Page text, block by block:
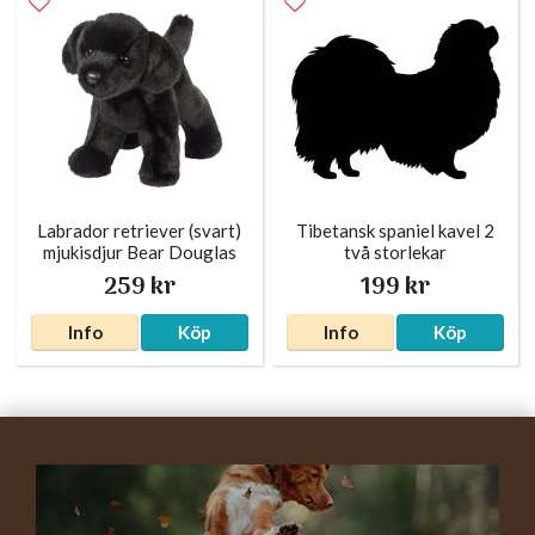
Labrador retriever (svart)
mjukisdjur Bear Douglas
259 kr
Info Köp
Tibetansk spaniel kavel 2
två storlekar
199 kr
Info Köp